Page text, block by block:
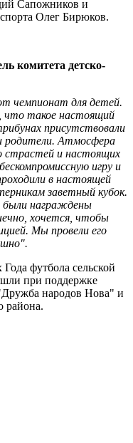
Сапожников и
Олег Бирюков.
комитета детско-
чемпионат для детей.
что такое настоящий
присутствовали
Атмосфера
страстей и настоящих
игру и
в настоящей
заветный кубок.
были награждены
хочется, чтобы
Мы провели его
футбола сельской
при поддержке
народов Нова" и
района.